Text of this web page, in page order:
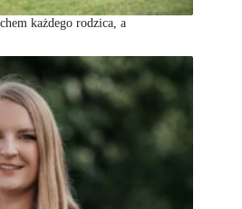
każdego rodzica, a